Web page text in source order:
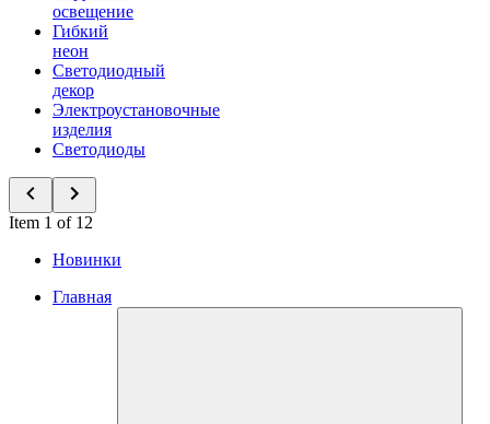
освещение
Гибкий
неон
Светодиодный
декор
Электроустановочные
изделия
Светодиоды
Item 1 of 12
Новинки
Главная